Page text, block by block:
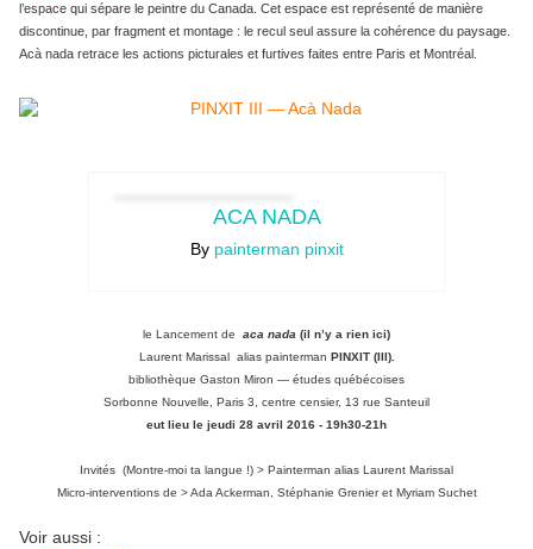
l’espace qui sépare le peintre du Canada. Cet espace est représenté de manière
discontinue, par fragment et montage : le recul seul assure la cohérence du paysage.
Acà nada retrace les actions picturales et furtives faites entre Paris et Montréal.
ACA NADA
By painterman pinxit
le Lancement de aca nada (il n’y a rien ici)
Laurent Marissal alias painterman PINXIT (III).
bibliothèque Gaston Miron — études québécoises
Sorbonne Nouvelle, Paris 3, centre censier, 13 rue Santeuil
eut lieu le jeudi 28 avril 2016 - 19h30-21h
Invités (Montre-moi ta langue !) > Painterman alias Laurent Marissal
Micro-interventions de > Ada Ackerman, Stéphanie Grenier et Myriam Suchet
Voir aussi :